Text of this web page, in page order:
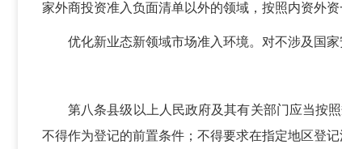
家外商投资准入负面清单以外的领域，按照内资外资
优化新业态新领域市场准入环境。对不涉及国
第八条县级以上人民政府及其有关部门应当按
不得作为登记的前置条件；不得要求在指定地区登记